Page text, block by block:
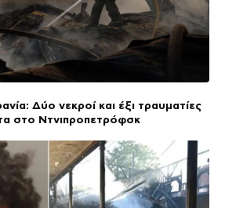
Δύο νεκροί και έξι τραυματίες
στο Ντνιπροπετρόφσκ